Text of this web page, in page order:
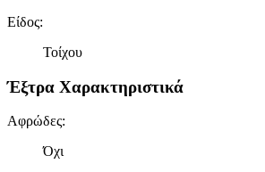
Είδος:
Τοίχου
Έξτρα Χαρακτηριστικά
Αφρώδες:
Όχι